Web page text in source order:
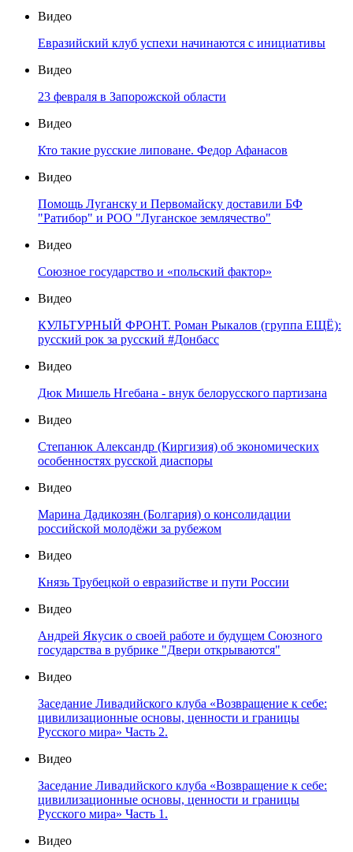
Видео
Евразийский клуб успехи начинаются с инициативы
Видео
23 февраля в Запорожской области
Видео
Кто такие русские липоване. Федор Афанасов
Видео
Помощь Луганску и Первомайску доставили БФ
"Ратибор" и РОО "Луганское землячество"
Видео
Союзное государство и «польский фактор»
Видео
КУЛЬТУРНЫЙ ФРОНТ. Роман Рыкалов (группа ЕЩЁ):
русский рок за русский #Донбасс
Видео
Дюк Мишель Нгебана - внук белорусского партизана
Видео
Степанюк Александр (Киргизия) об экономических
особенностях русской диаспоры
Видео
Марина Дадикозян (Болгария) о консолидации
российской молодёжи за рубежом
Видео
Князь Трубецкой о евразийстве и пути России
Видео
Андрей Якусик о своей работе и будущем Союзного
государства в рубрике "Двери открываются"
Видео
Заседание Ливадийского клуба «Возвращение к себе:
цивилизационные основы, ценности и границы
Русского мира» Часть 2.
Видео
Заседание Ливадийского клуба «Возвращение к себе:
цивилизационные основы, ценности и границы
Русского мира» Часть 1.
Видео